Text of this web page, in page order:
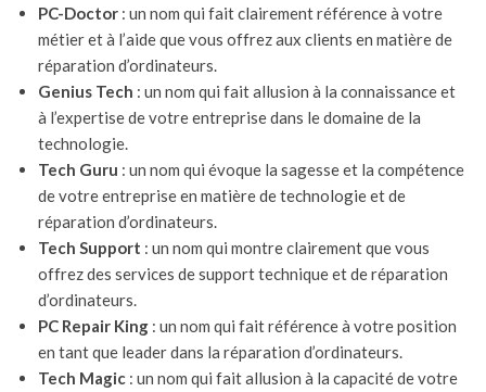
PC-Doctor : un nom qui fait clairement référence à votre
métier et à l’aide que vous offrez aux clients en matière de
réparation d’ordinateurs.
Genius Tech : un nom qui fait allusion à la connaissance et
à l’expertise de votre entreprise dans le domaine de la
technologie.
Tech Guru : un nom qui évoque la sagesse et la compétence
de votre entreprise en matière de technologie et de
réparation d’ordinateurs.
Tech Support : un nom qui montre clairement que vous
offrez des services de support technique et de réparation
d’ordinateurs.
PC Repair King : un nom qui fait référence à votre position
en tant que leader dans la réparation d’ordinateurs.
Tech Magic : un nom qui fait allusion à la capacité de votre